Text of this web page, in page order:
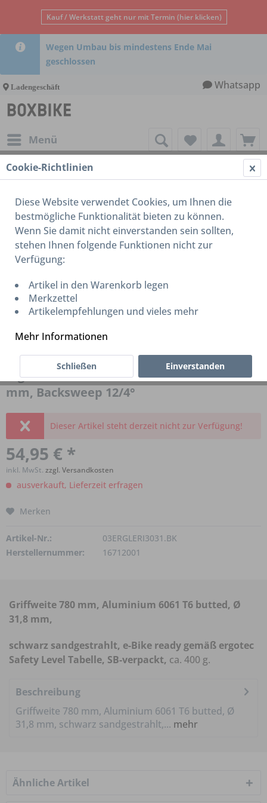
Kauf / Werkstatt geht nur mit Termin (hier klicken)
Wegen Umbau bis mindestens Ende Mai
geschlossen
Ladengeschäft Whatsapp
Menü
Ergotec Lenker Riser Bar 30 31.8 Rise 30
mm, Backsweep 12/4°
Dieser Artikel steht derzeit nicht zur Verfügung!
54,95 € *
inkl. MwSt. zzgl. Versandkosten
ausverkauft, Lieferzeit erfragen
Merken
Artikel-Nr.:
03ERGLERI3031.BK
Herstellernummer:
16712001
Griffweite 780 mm, Aluminium 6061 T6 butted, Ø
31,8 mm,
schwarz sandgestrahlt, e-Bike ready gemäß ergotec
Safety Level Tabelle, SB-verpackt, ca. 400 g.
Beschreibung
Griffweite 780 mm, Aluminium 6061 T6 butted, Ø
31,8 mm, schwarz sandgestrahlt,... mehr
Ähnliche Artikel
Cookie-Richtlinien
Diese Website verwendet Cookies, um Ihnen die
bestmögliche Funktionalität bieten zu können.
Wenn Sie damit nicht einverstanden sein sollten,
stehen Ihnen folgende Funktionen nicht zur
Verfügung:
Artikel in den Warenkorb legen
Merkzettel
Artikelempfehlungen und vieles mehr
Mehr Informationen
Einverstanden
Schließen